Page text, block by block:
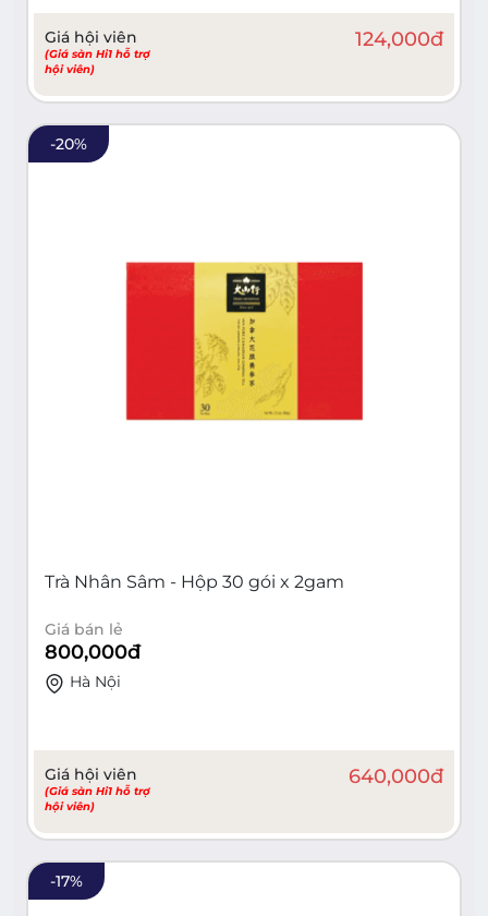
Giá hội viên
(Giá sàn Hi1 hỗ trợ
hội viên)
124,000đ
-20%
Trà Nhân Sâm - Hộp 30 gói x 2gam
Giá bán lẻ
800,000đ
Hà Nội
Giá hội viên
(Giá sàn Hi1 hỗ trợ
hội viên)
640,000đ
-17%